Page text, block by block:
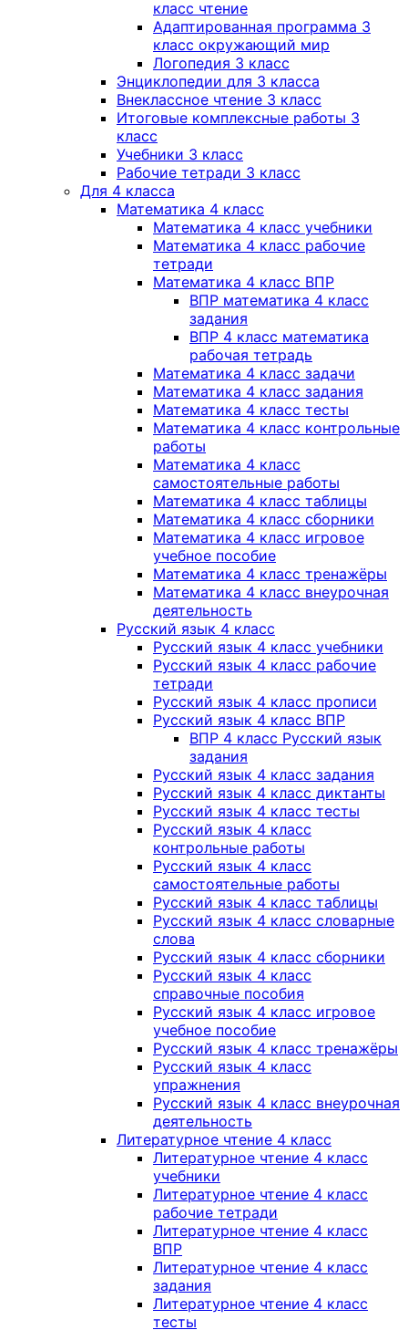
класс чтение
Адаптированная программа 3
класс окружающий мир
Логопедия 3 класс
Энциклопедии для 3 класса
Внеклассное чтение 3 класс
Итоговые комплексные работы 3
класс
Учебники 3 класс
Рабочие тетради 3 класс
Для 4 класса
Математика 4 класс
Математика 4 класс учебники
Математика 4 класс рабочие
тетради
Математика 4 класс ВПР
ВПР математика 4 класс
задания
ВПР 4 класс математика
рабочая тетрадь
Математика 4 класс задачи
Математика 4 класс задания
Математика 4 класс тесты
Математика 4 класс контрольные
работы
Математика 4 класс
самостоятельные работы
Математика 4 класс таблицы
Математика 4 класс сборники
Математика 4 класс игровое
учебное пособие
Математика 4 класс тренажёры
Математика 4 класс внеурочная
деятельность
Русский язык 4 класс
Русский язык 4 класс учебники
Русский язык 4 класс рабочие
тетради
Русский язык 4 класс прописи
Русский язык 4 класс ВПР
ВПР 4 класс Русский язык
задания
Русский язык 4 класс задания
Русский язык 4 класс диктанты
Русский язык 4 класс тесты
Русский язык 4 класс
контрольные работы
Русский язык 4 класс
самостоятельные работы
Русский язык 4 класс таблицы
Русский язык 4 класс словарные
слова
Русский язык 4 класс сборники
Русский язык 4 класс
справочные пособия
Русский язык 4 класс игровое
учебное пособие
Русский язык 4 класс тренажёры
Русский язык 4 класс
упражнения
Русский язык 4 класс внеурочная
деятельность
Литературное чтение 4 класс
Литературное чтение 4 класс
учебники
Литературное чтение 4 класс
рабочие тетради
Литературное чтение 4 класс
ВПР
Литературное чтение 4 класс
задания
Литературное чтение 4 класс
тесты